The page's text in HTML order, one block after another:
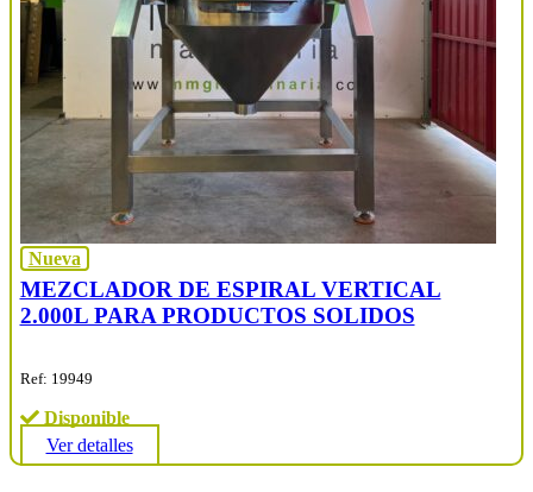
Nueva
MEZCLADOR DE ESPIRAL VERTICAL
2.000L PARA PRODUCTOS SOLIDOS
Ref: 19949
Disponible
Ver detalles